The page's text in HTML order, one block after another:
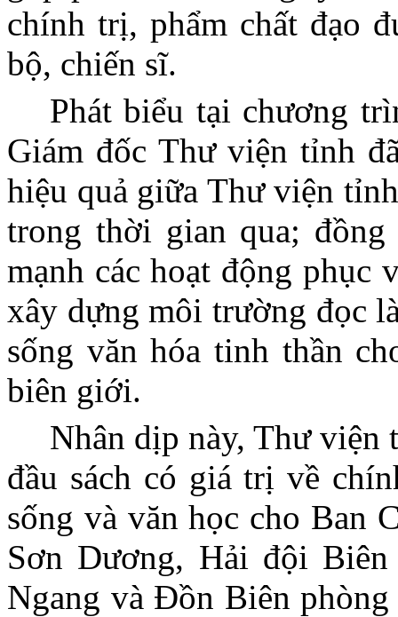
chính trị, phẩm chất đạo
bộ, chiến sĩ.
Phát biểu tại chương
Giám đốc Thư viện tỉnh
hiệu quả giữa Thư viện
trong thời gian qua;
mạnh các hoạt động phục
xây dựng môi trường đọc
sống văn hóa tinh thần
biên giới.
Nhân dịp này, Thư viện
đầu sách có giá trị về
sống và văn học cho Ban
Sơn Dương, Hải đội
Ngang và Đồn Biên